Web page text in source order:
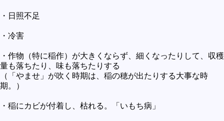
・日照不足
・冷害
・作物（特に稲作）が大きくならず、細くなったりして、収穫
量も落ちたり、味も落ちたりする
（「やませ」が吹く時期は、稲の穂が出たりする大事な時
期。）
・稲にカビが付着し、枯れる。「いもち病」